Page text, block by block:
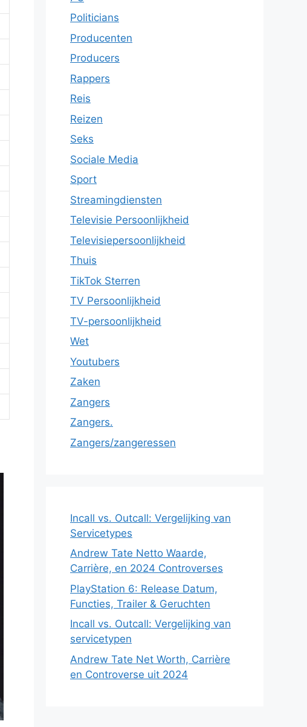
Politicians
Producenten
Producers
Rappers
Reis
Reizen
Seks
Sociale Media
Sport
Streamingdiensten
Televisie Persoonlijkheid
Televisiepersoonlijkheid
Thuis
TikTok Sterren
TV Persoonlijkheid
TV-persoonlijkheid
Wet
Youtubers
Zaken
Zangers
Zangers.
Zangers/zangeressen
Incall vs. Outcall: Vergelijking van
Servicetypes
Andrew Tate Netto Waarde,
Carrière, en 2024 Controverses
PlayStation 6: Release Datum,
Functies, Trailer & Geruchten
Incall vs. Outcall: Vergelijking van
servicetypen
Andrew Tate Net Worth, Carrière
en Controverse uit 2024